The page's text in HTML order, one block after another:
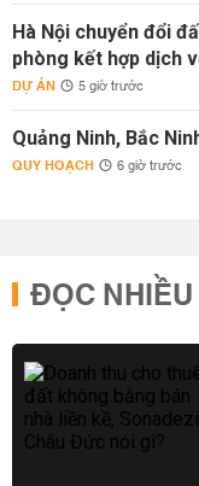
Hà Nội chuyển đổi
phòng kết hợp dịch
DỰ ÁN 5 giờ trước
Quảng Ninh, Bắc
QUY HOẠCH 6 giờ trước
ĐỌC